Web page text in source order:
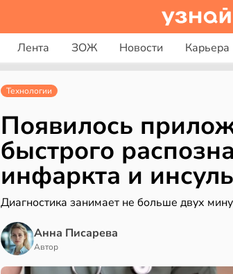
Лента ЗОЖ Новости Карьера
Технологии
Появилось
быстрого
инфаркта и
Диагностика занимает не больше двух
Анна Писарева
Автор